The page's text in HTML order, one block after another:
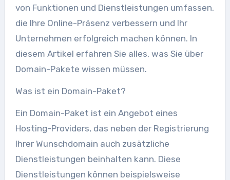
von Funktionen und Dienstleistungen umfassen,
die Ihre Online-Präsenz verbessern und Ihr
Unternehmen erfolgreich machen können. In
diesem Artikel erfahren Sie alles, was Sie über
Domain-Pakete wissen müssen.
Was ist ein Domain-Paket?
Ein Domain-Paket ist ein Angebot eines
Hosting-Providers, das neben der Registrierung
Ihrer Wunschdomain auch zusätzliche
Dienstleistungen beinhalten kann. Diese
Dienstleistungen können beispielsweise